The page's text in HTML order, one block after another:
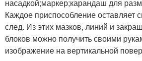
насадкой;маркер;карандаш для
Каждое приспособление оставляет
след. Из этих мазков, линий и
блоков можно получить своими
изображение на вертикальной